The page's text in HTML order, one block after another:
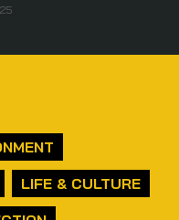
LIFE & CULTURE